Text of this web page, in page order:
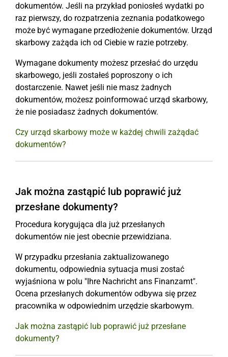
dokumentów. Jeśli na przykład poniosłeś wydatki po
raz pierwszy, do rozpatrzenia zeznania podatkowego
może być wymagane przedłożenie dokumentów. Urząd
skarbowy zażąda ich od Ciebie w razie potrzeby.
Wymagane dokumenty możesz przesłać do urzędu
skarbowego, jeśli zostałeś poproszony o ich
dostarczenie. Nawet jeśli nie masz żadnych
dokumentów, możesz poinformować urząd skarbowy,
że nie posiadasz żadnych dokumentów.
Czy urząd skarbowy może w każdej chwili zażądać
dokumentów?
Jak można zastąpić lub poprawić już
przesłane dokumenty?
Procedura korygująca dla już przesłanych
dokumentów nie jest obecnie przewidziana.
W przypadku przesłania zaktualizowanego
dokumentu, odpowiednia sytuacja musi zostać
wyjaśniona w polu "Ihre Nachricht ans Finanzamt".
Ocena przesłanych dokumentów odbywa się przez
pracownika w odpowiednim urzędzie skarbowym.
Jak można zastąpić lub poprawić już przesłane
dokumenty?